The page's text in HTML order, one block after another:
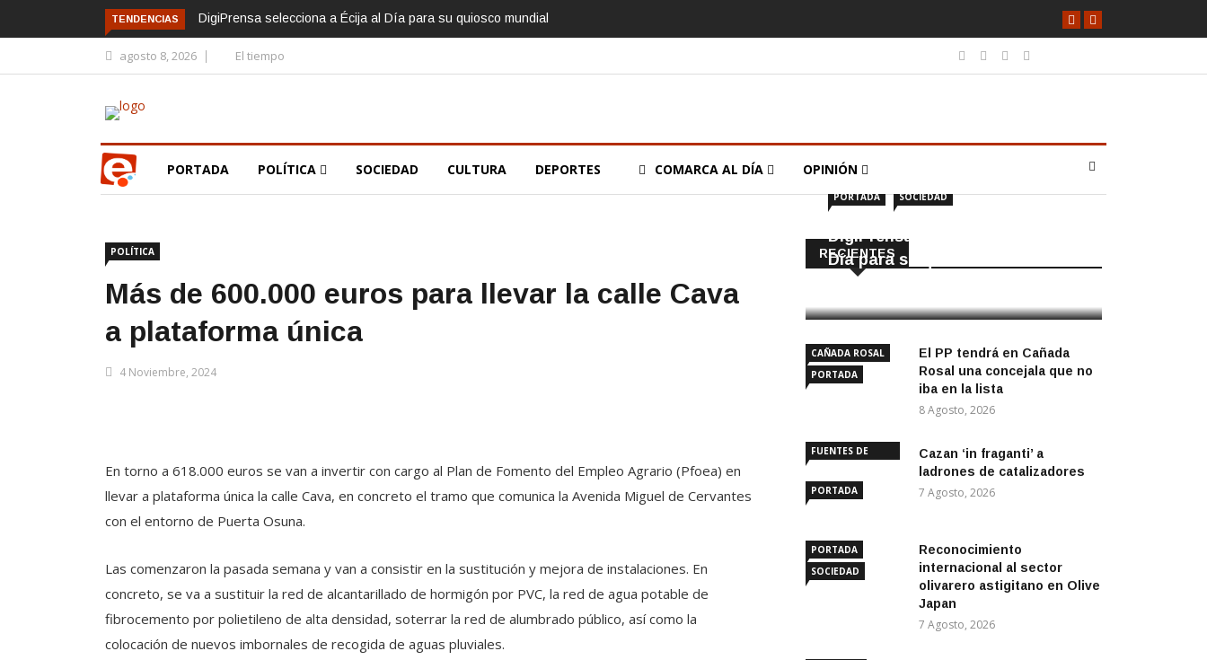
TENDENCIAS DigiPrensa selecciona a Écija al Día para su quiosco mundial
agosto 8, 2026 El tiempo
PORTADA POLÍTICA SOCIEDAD CULTURA DEPORTES COMARCA AL DÍA OPINIÓN
POLÍTICA
Más de 600.000 euros para llevar la calle Cava
a plataforma única
4 Noviembre, 2024
En torno a 618.000 euros se van a invertir con cargo al Plan de Fomento del Empleo Agrario (Pfoea) en
llevar a plataforma única la calle Cava, en concreto el tramo que comunica la Avenida Miguel de Cervantes
con el entorno de Puerta Osuna.
Las comenzaron la pasada semana y van a consistir en la sustitución y mejora de instalaciones. En
concreto, se va a sustituir la red de alcantarillado de hormigón por PVC, la red de agua potable de
fibrocemento por polietileno de alta densidad, soterrar la red de alumbrado público, así como la
colocación de nuevos imbornales de recogida de aguas pluviales.
RECIENTES
PORTADA SOCIEDAD
DigiPrensa selecciona a Écija al
Día para su quiosco mundial
CAÑADA ROSAL
PORTADA
El PP tendrá en Cañada
Rosal una concejala que no
iba en la lista
8 Agosto, 2026
FUENTES DE
PORTADA
Cazan ‘in fraganti’ a
ladrones de catalizadores
7 Agosto, 2026
PORTADA
SOCIEDAD
Reconocimiento
internacional al sector
olivarero astigitano en Olive
Japan
7 Agosto, 2026